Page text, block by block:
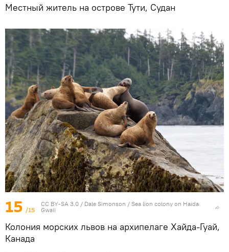
Местный житель на острове Тути, Судан
15 /15
CC BY-SA 3.0 / Dale Simonson / Sea lion colony on Haida
Gwaii
Колония морских львов на архипелаге Хайда-Гуай,
Канада